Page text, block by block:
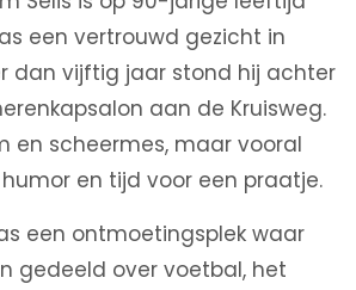
een vertrouwd gezicht in
dan vijftig jaar stond hij achter
aan de Kruisweg.
en scheermes, maar vooral
en tijd voor een praatje.
een ontmoetingsplek waar
gedeeld over voetbal, het